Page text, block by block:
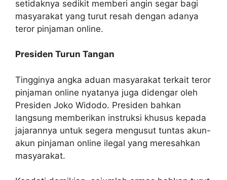
setidaknya sedikit memberi angin segar bagi
masyarakat yang turut resah dengan adanya
teror pinjaman online.
Presiden Turun Tangan
Tingginya angka aduan masyarakat terkait teror
pinjaman online nyatanya juga didengar oleh
Presiden Joko Widodo. Presiden bahkan
langsung memberikan instruksi khusus kepada
jajarannya untuk segera mengusut tuntas akun-
akun pinjaman online ilegal yang meresahkan
masyarakat.